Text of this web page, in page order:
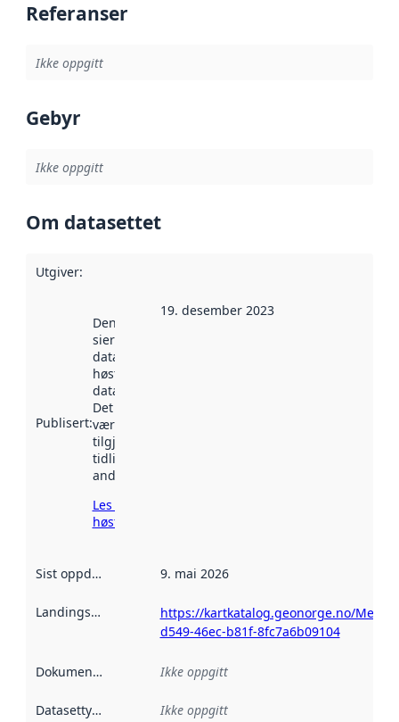
Referanser
Ikke oppgitt
Gebyr
Ikke oppgitt
Om datasettet
Utgiver:
Publisert:
Denne datoen
sier når
datasettet ble
høstet av
data.norge.no.
Det kan ha
vært
tilgjengelig
tidligere
andre steder.
Les mer om
høsting her
19. desember 2023
Sist oppdatert 9. mai 2026
Landingsside
https://kartkatalog.geonorge.no/
d549-46ec-b81f-8fc7a6b09104
Dokumentasjon Ikke oppgitt
Datasettype Ikke oppgitt